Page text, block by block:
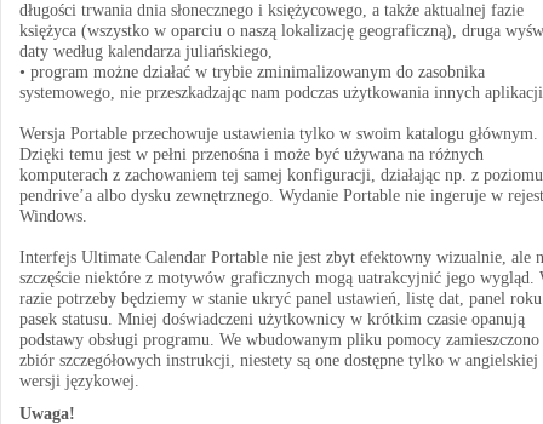
długości trwania dnia słonecznego i księżycowego, a także aktualnej fazie
księżyca (wszystko w oparciu o naszą lokalizację geograficzną), druga
daty według kalendarza juliańskiego,
• program możne działać w trybie zminimalizowanym do zasobnika
systemowego, nie przeszkadzając nam podczas użytkowania innych
Wersja Portable przechowuje ustawienia tylko w swoim katalogu głównym.
Dzięki temu jest w pełni przenośna i może być używana na różnych
komputerach z zachowaniem tej samej konfiguracji, działając np. z poziomu
pendrive’a albo dysku zewnętrznego. Wydanie Portable nie ingeruje w
Windows.
Interfejs Ultimate Calendar Portable nie jest zbyt efektowny wizualnie, ale
szczęście niektóre z motywów graficznych mogą uatrakcyjnić jego wygląd.
razie potrzeby będziemy w stanie ukryć panel ustawień, listę dat, panel
pasek statusu. Mniej doświadczeni użytkownicy w krótkim czasie opanują
podstawy obsługi programu. We wbudowanym pliku pomocy zamieszczono
zbiór szczegółowych instrukcji, niestety są one dostępne tylko w angielskiej
wersji językowej.
Uwaga!